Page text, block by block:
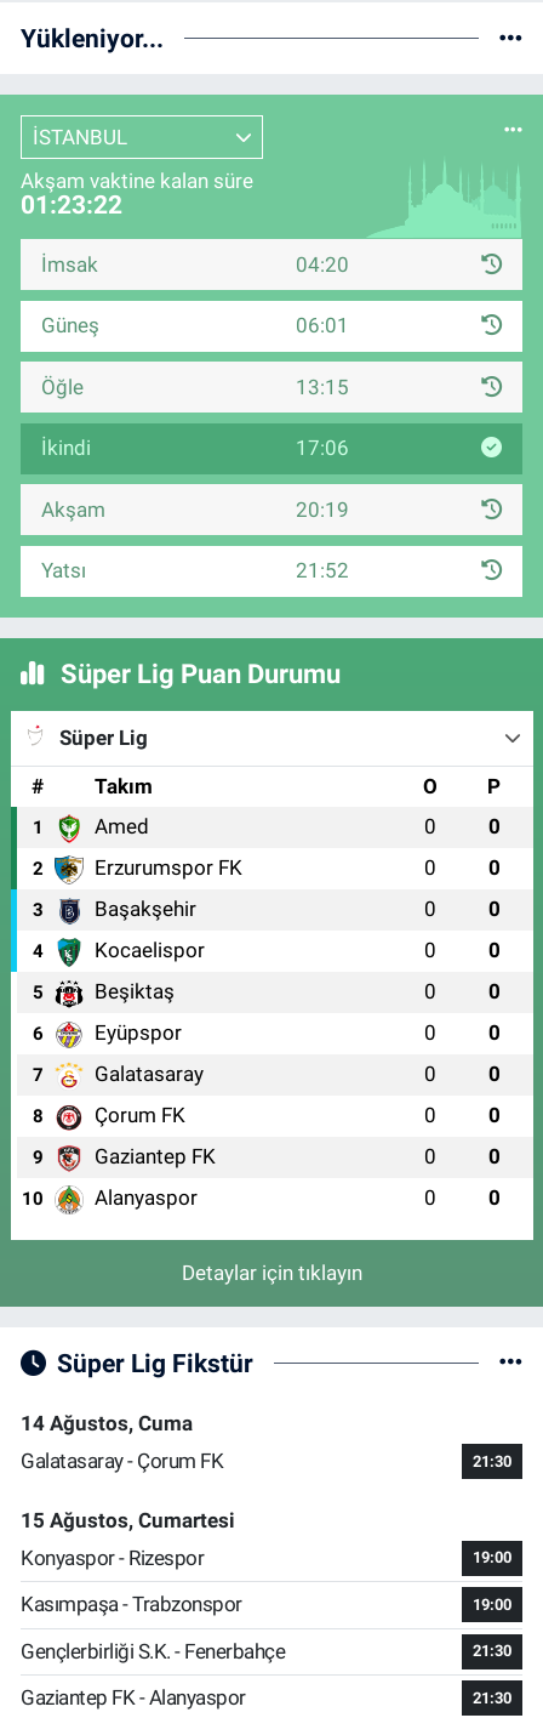
Yükleniyor...
İSTANBUL
Akşam vaktine kalan süre
01:23:21
İmsak 04:20
Güneş 06:01
Öğle 13:15
İkindi 17:06
Akşam 20:19
Yatsı 21:52
Süper Lig Puan Durumu
Süper Lig
#
Takım O P
1 Amed 0 0
2 Erzurumspor FK 0 0
3 Başakşehir 0 0
4 Kocaelispor 0 0
5 Beşiktaş 0 0
6 Eyüpspor 0 0
7 Galatasaray 0 0
8 Çorum FK 0 0
9 Gaziantep FK 0 0
10 Alanyaspor 0 0
Detaylar için tıklayın
Süper Lig Fikstür
14 Ağustos, Cuma
Galatasaray - Çorum FK
21:30
15 Ağustos, Cumartesi
Konyaspor - Rizespor
19:00
Kasımpaşa - Trabzonspor 19:00
Gençlerbirliği S.K. - Fenerbahçe 21:30
Gaziantep FK - Alanyaspor 21:30